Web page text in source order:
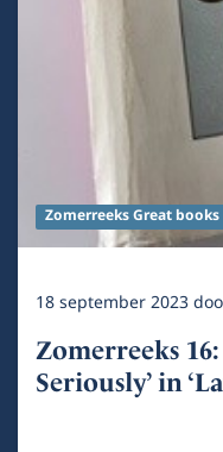
Zomerreeks Great books
18 september 2023
Zomerreeks
Seriously’ in